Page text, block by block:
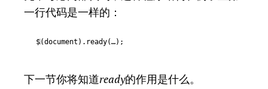
一行代码是一样的：
1
$(document).ready(…);
下一节你将知道ready的作用是什么。